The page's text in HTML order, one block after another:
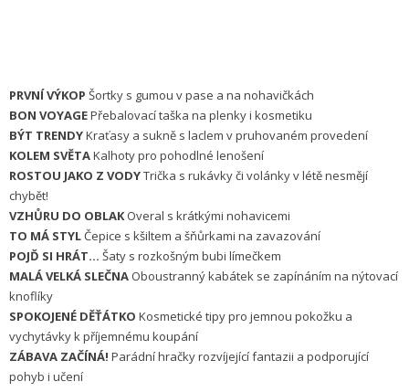
PRVNÍ VÝKOP Šortky s gumou v pase a na nohavičkách
BON VOYAGEPřebalovací taška na plenky i kosmetiku
BÝT TRENDYKraťasy a sukně s laclem v pruhovaném provedení
KOLEM SVĚTAKalhoty pro pohodlné lenošení
ROSTOU JAKO Z VODYTrička s rukávky či volánky v létě nesmějí
chybět!
VZHŮRU DO OBLAKOveral s krátkými nohavicemi
TO MÁ STYLČepice s kšiltem a šňůrkami na zavazování
POJĎ SI HRÁT... Šaty s rozkošným bubi límečkem
MALÁ VELKÁ SLEČNA Oboustranný kabátek se zapínáním na nýtovací
knoflíky
SPOKOJENÉ DĚŤÁTKO Kosmetické tipy pro jemnou pokožku a
vychytávky k příjemnému koupání
ZÁBAVA ZAČÍNÁ! Parádní hračky rozvíjející fantazii a podporující
pohyb i učení